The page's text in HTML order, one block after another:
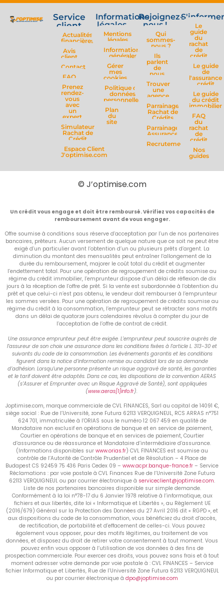
Service
client
Actualités
financières
Avis
client
Contact
FAQ
Prenez
rendez-
vous
avec
un
expert
Simulateur
Rachat de
Crédit
Espace Client
J'optimise.com
Informations
légales
Mentions
légales
Informations
générales
Gérer
mes
cookies
Politique de
données
personnelles
Plan
du
site
Rejoignez-
nous !
Qui
sommes-
nous ?
Ils
parlent
de
nous
Trouver
une
agence
Parrainage
Rachat de
Crédits
Parrainage
Assurance
Recrutement
Le
guide
du
rachat
de
crédit
Le guide
de
l'assurance
crédit
Le guide
du crédit
immobilier
FAQ
du
rachat
de
crédit
Nos
guides
© J’optimise.com
Un crédit vous engage et doit être remboursé. Vérifiez vos capacités de
remboursement avant de vous engager.
Offre soumise à conditions sous réserve d’acceptation par l’un de nos partenaires
bancaires, prêteurs. Aucun versement de quelque nature que ce soit ne peut être
exigé d’un particulier avant l’obtention d’un ou plusieurs prêts d’argent. La
diminution du montant des mensualités peut entraîner l’allongement de la
durée du remboursement, majorer le coût total du crédit et augmenter
l’endettement total. Pour une opération de regroupement de crédits soumise au
régime du crédit immobilier, l’emprunteur dispose d’un délai de réflexion de dix
jours à la réception de l’offre de prêt. Si la vente est subordonnée à l’obtention du
prêt et que celui-ci n’est pas obtenu, le vendeur doit rembourser à l’emprunteur
les sommes versées. Pour une opération de regroupement de crédits soumise au
régime du crédit à la consommation, l’emprunteur peut se rétracter sans motifs
dans un délai de quatorze jours calendaires révolus à compter du jour de
l’acceptation de l’offre de contrat de crédit.
Une assurance emprunteur peut être exigée. L’emprunteur peut souscrire auprès de
l’assureur de son choix une assurance dans les conditions fixées à l’article L. 313-30 et
suivants du code de la consommation. Les événements garantis et les conditions
figurent dans la notice d’information remise au candidat lors de sa demande
d’adhésion. Lorsqu’une personne présente un risque aggravé de santé, les garanties
et le tarif doivent être adaptés. Dans ce cas, les dispositions de la convention AERAS
(s’Assurer et Emprunter avec un Risque Aggravé de Santé), sont appliquées
(www.aeras[1]info.fr).
Joptimise.com, marque commerciale de CVL FINANCES, Sarl au capital de 14091 €,
siège social : Rue de l’Université, zone Futura 62113 VERQUIGNEUL, RCS ARRAS n°751
624 701, immatriculée à l’ORIAS sous le numéro 12 067 459 en qualité de
Mandataire non exclusif en opérations de banque et en service de paiement,
Courtier en opérations de banque et en services de paiement, Courtier
d’assurance ou de réassurance et Mandataire d’intermédiaire d’assurance.
(Informations disponibles sur www.orias.fr) CVL FINANCES est soumise au
contrôle de l’Autorité de Contrôle Prudentiel et de Résolution – 4 Place de
Budapest CS 92459 75 436 Paris Cedex 09 – www.acpr.banque-france.fr – Service
Réclamations : par voie postale à CVL Finances Rue de l’Université Zone Futura
62113 VERQUIGNEUL ou par courrier électronique à serviceclient@joptimise.com.
Liste de nos partenaires bancaires disponible sur simple demande.
Conformément à la loi n°78-17 du 6 Janvier 1978 relative à l’informatique, aux
fichiers et aux libertés, dite loi « Informatique et Libertés », au Règlement UE
(2016/679) Général sur la Protection des Données du 27 Avril 2016 dit « RGPD », et
aux dispositions du code de la consommation, vous bénéficiez du droit d’accès,
de rectification, de portabilité et d’effacement de celles-ci. Vous pouvez
également vous opposer, pour des motifs légitimes, au traitement de vos
données, et disposez du droit de retirer votre consentement à tout moment. Vous
pouvez enfin vous opposer à l’utilisation de vos données à des fins de
prospection commerciale. Pour exercer ces droits, vous pouvez sans frais et à tout
moment adresser votre demande par voie postale à : CVL FINANCES – Service
fichier Informatique et Libertés, Rue de l’Université Zone Futura 62113 VERQUIGNEUL
ou par courrier électronique à dpo@joptimise.com